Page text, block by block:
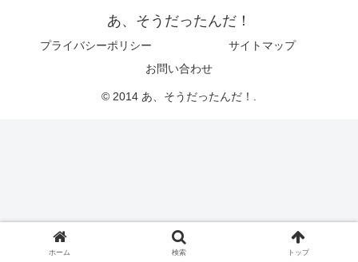
あ、そうだったんだ！
プライバシーポリシー
サイトマップ
お問い合わせ
© 2014 あ、そうだったんだ！.
ホーム 検索 トップ